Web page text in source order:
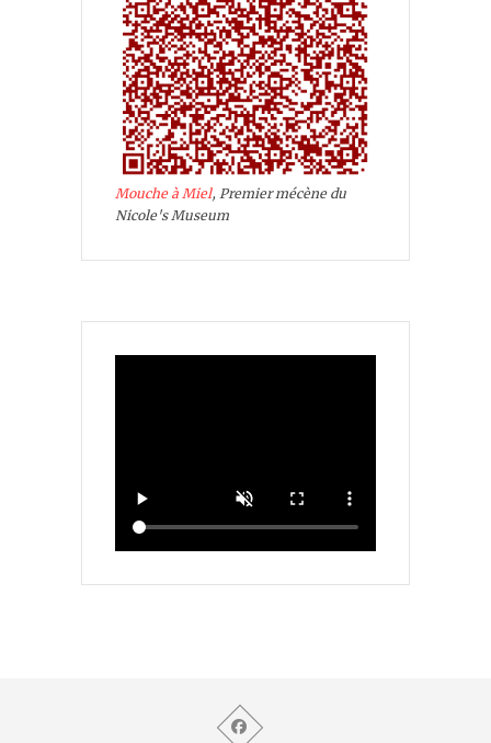
Mouche à Miel, Premier mécène du
Nicole's Museum